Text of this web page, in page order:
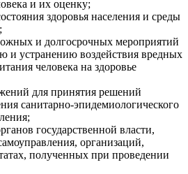
и их оценку;
здоровья населения и среды
и долгосрочных мероприятий
и устранению воздействия вредных
человека на здоровье
для принятия решений
санитарно-эпидемиологического
государственной власти,
организаций,
полученных при проведении